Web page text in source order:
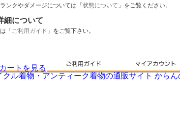
ンクやダメージについては「 状態について 」をご覧ください。
細について
「ご利用ガイド」 をご覧下さい。